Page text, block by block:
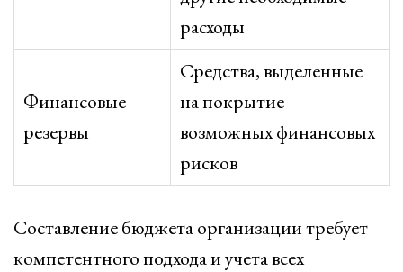
расходы
Финансовые
резервы
Средства, выделенные
на покрытие
возможных финансовых
рисков
Составление бюджета организации требует
компетентного подхода и учета всех